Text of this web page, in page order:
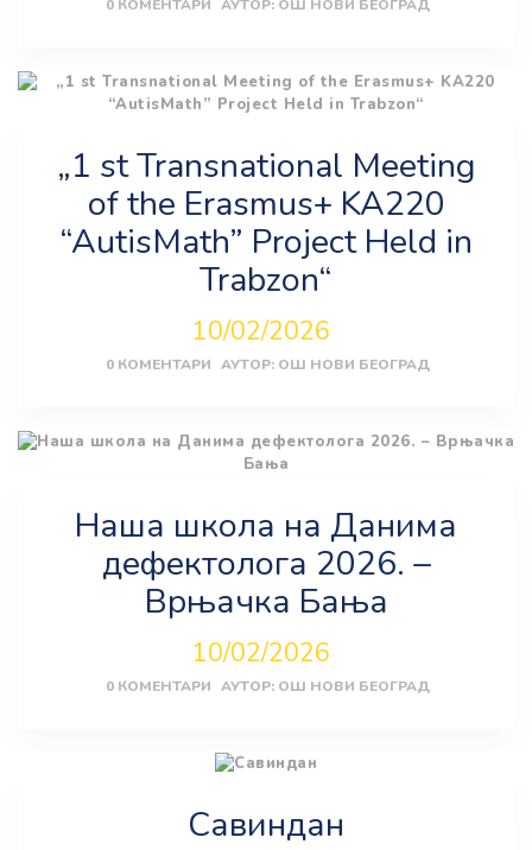
0 КОМЕНТАРИ АУТОР: ОШ НОВИ БЕОГРАД
„1 st Transnational Meeting
of the Erasmus+ KA220
“AutisMath” Project Held in
Trabzon“
10/02/2026
0 КОМЕНТАРИ АУТОР: ОШ НОВИ БЕОГРАД
Наша школа на Данима
дефектолога 2026. –
Врњачка Бања
10/02/2026
0 КОМЕНТАРИ АУТОР: ОШ НОВИ БЕОГРАД
Савиндан